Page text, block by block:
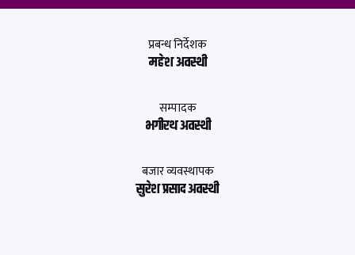
प्रबन्ध निर्देशक
महेश अवस्थी
सम्पादक
भगीरथ अवस्थी
बजार व्यवस्थापक
सुरेश प्रसाद अवस्थी